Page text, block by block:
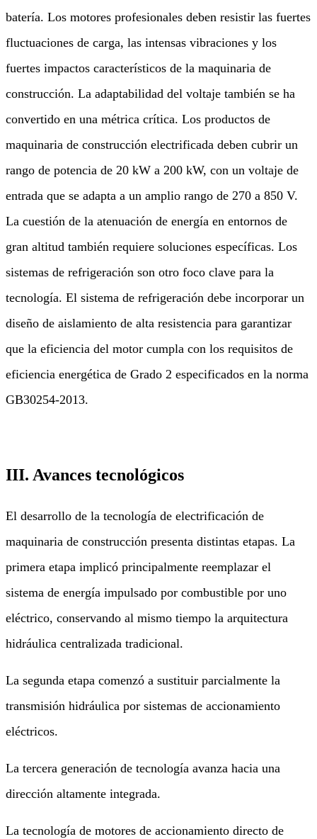
batería. Los motores profesionales deben resistir las fuertes
fluctuaciones de carga, las intensas vibraciones y los
fuertes impactos característicos de la maquinaria de
construcción. La adaptabilidad del voltaje también se ha
convertido en una métrica crítica. Los productos de
maquinaria de construcción electrificada deben cubrir un
rango de potencia de 20 kW a 200 kW, con un voltaje de
entrada que se adapta a un amplio rango de 270 a 850 V.
La cuestión de la atenuación de energía en entornos de
gran altitud también requiere soluciones específicas. Los
sistemas de refrigeración son otro foco clave para la
tecnología. El sistema de refrigeración debe incorporar un
diseño de aislamiento de alta resistencia para garantizar
que la eficiencia del motor cumpla con los requisitos de
eficiencia energética de Grado 2 especificados en la norma
GB30254-2013.
III. Avances tecnológicos
El desarrollo de la tecnología de electrificación de
maquinaria de construcción presenta distintas etapas. La
primera etapa implicó principalmente reemplazar el
sistema de energía impulsado por combustible por uno
eléctrico, conservando al mismo tiempo la arquitectura
hidráulica centralizada tradicional.
La segunda etapa comenzó a sustituir parcialmente la
transmisión hidráulica por sistemas de accionamiento
eléctricos.
La tercera generación de tecnología avanza hacia una
dirección altamente integrada.
La tecnología de motores de accionamiento directo de